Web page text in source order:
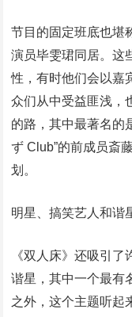
节目的固定班底也堪
演员毕雯珺同居。这
性，有时他们会以嘉
众们从中受益匪浅，
的路，其中最著名的
ず Club”的前成员斎
划。
明星、搞笑艺人和谐
《双人床》还吸引
谐星，其中一个最有
之外，这个主题听起